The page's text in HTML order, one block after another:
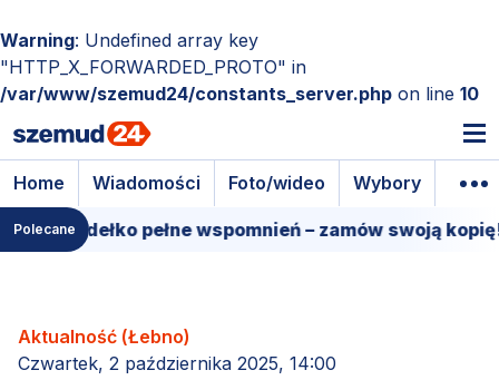
Warning: Undefined array key
"HTTP_X_FORWARDED_PROTO" in
/var/www/szemud24/constants_server.php on line 10
Home Wiadomości Foto/wideo Wybory
Polecane
pudełko pełne wspomnień – zamów swoją kopię!
Aktualność (Łebno)
Czwartek, 2 października 2025, 14:00